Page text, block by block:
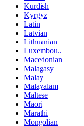
Kurdish
Kyrgyz
Latin
Latvian
Lithuanian
Luxembou..
Macedonian
Malagasy
Malay
Malayalam
Maltese
Maori
Marathi
Mongolian